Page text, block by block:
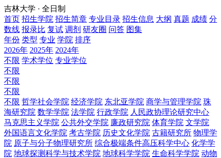
吉林大学 · 全日制
首页 招生学院 招生简章 专业目录 招生信息 大纲 真题 成绩 分
数线 报录比 复试 调剂 研友圈 问答 图集
年份 类型 专业 学院 排序
2026年 2025年 2024年
不限 学术学位 专业学位
不限
不限
不限
不限 哲学社会学院 经济学院 东北亚学院 商学与管理学院 珠
海研究院 数学学院 法学院 行政学院 人民政协理论研究中心
马克思主义学院 公共外交学院 廉政研究院 体育学院 文学院
外国语言文化学院 考古学院 历史文化学院 古籍研究所 物理学
院 原子与分子物理研究所 综合极端条件高压科学中心 化学学
院 地球探测科学与技术学院 地球科学学院 生命科学学院 动物